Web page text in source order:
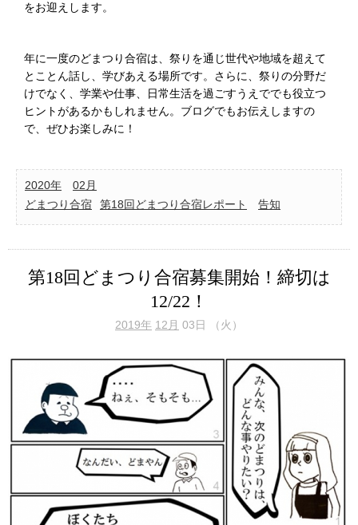
をお迎えします。
年に一度のどまつり合宿は、祭りを通じ世代や地域を超えて
とことん話し、学びあえる場所です。さらに、祭りの分野だ
けでなく、学業や仕事、日常生活を過ごすうえででも役立つ
ヒントがあるかもしれません。ブログでもお伝えしますの
で、ぜひお楽しみに！
2020年
02月
どまつり合宿
第18回どまつり合宿レポート 告知
第18回どまつり合宿募集開始！締切は
12/22！
2019年 12月 03日 （火）